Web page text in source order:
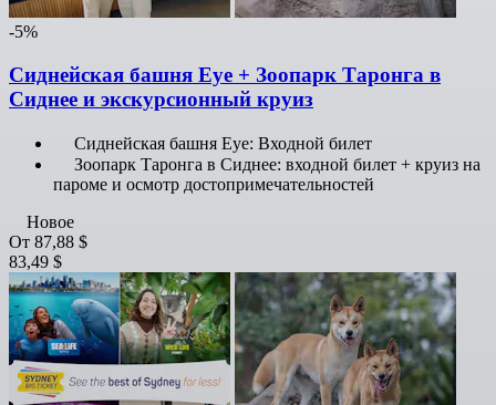
-5%
Сиднейская башня Eye + Зоопарк Таронга в
Сиднее и экскурсионный круиз
Сиднейская башня Eye: Входной билет
Зоопарк Таронга в Сиднее: входной билет + круиз на
пароме и осмотр достопримечательностей
Новое
От 87,88 $
83,49 $